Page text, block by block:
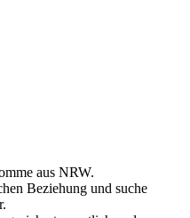
aus NRW.
Beziehung und suche